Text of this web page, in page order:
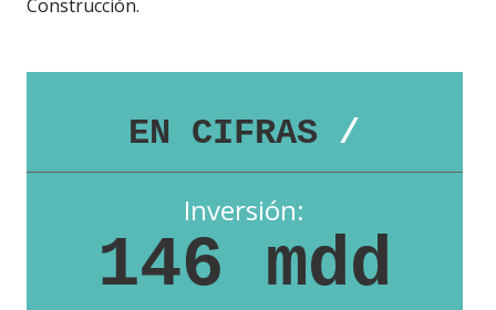
Construcción.
EN CIFRAS /
Inversión:
146 mdd